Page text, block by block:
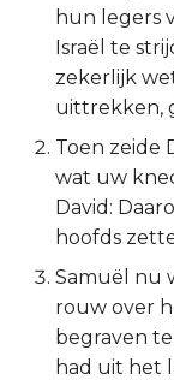
1 Samuël 28:15-
1 Samuël 28:20-
Johannes
Handelingen
1 Korinthe
2 Korinthe
Galaten
hun legers
Israël te
zekerlijk
uittrekken,
Toen zeide
wat uw
David:
hoofds
Samuël nu
rouw over
begraven te
had uit het